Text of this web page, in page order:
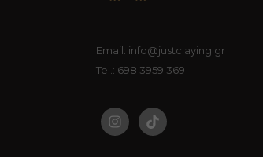
Email: info@justclaying.gr
Tel.: 698 3959 369